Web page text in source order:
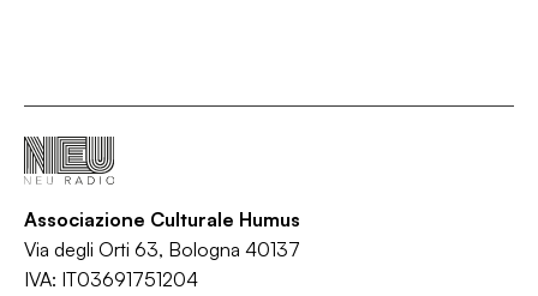
Associazione Culturale Humus
Via degli Orti 63, Bologna 40137
IVA: IT03691751204